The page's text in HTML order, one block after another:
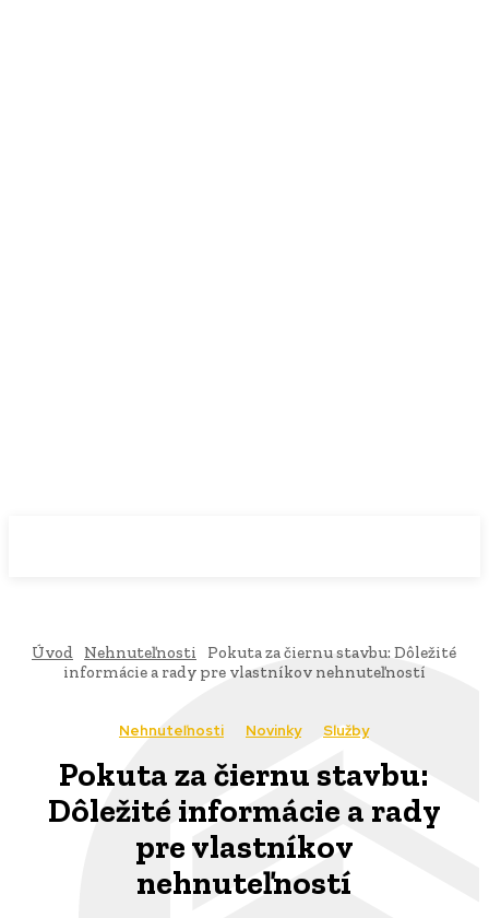
Úvod Nehnuteľnosti
Pokuta za čiernu stavbu: Dôležité
informácie a rady pre vlastníkov nehnuteľností
Nehnuteľnosti Novinky Služby
Pokuta za čiernu stavbu:
Dôležité informácie a rady
pre vlastníkov
nehnuteľností